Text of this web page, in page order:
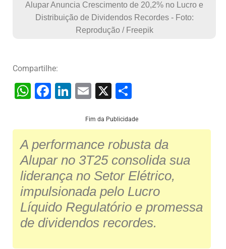
Alupar Anuncia Crescimento de 20,2% no Lucro e
Distribuição de Dividendos Recordes - Foto:
Reprodução / Freepik
Compartilhe:
W
s
A
p
p
F
e
b
o
o
k
Li
e
dI
n
E
ai
l
X
ar
e
Fim da Publicidade
A performance robusta da
Alupar no 3T25 consolida sua
liderança no Setor Elétrico,
impulsionada pelo Lucro
Líquido Regulatório e promessa
de dividendos recordes.